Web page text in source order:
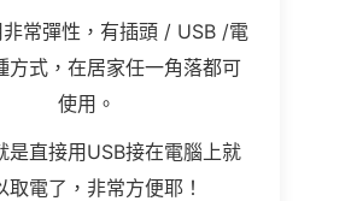
常彈性，有插頭 / USB /電
方式，在居家任一角落都可
使用。
是直接用USB接在電腦上就
取電了，非常方便耶！